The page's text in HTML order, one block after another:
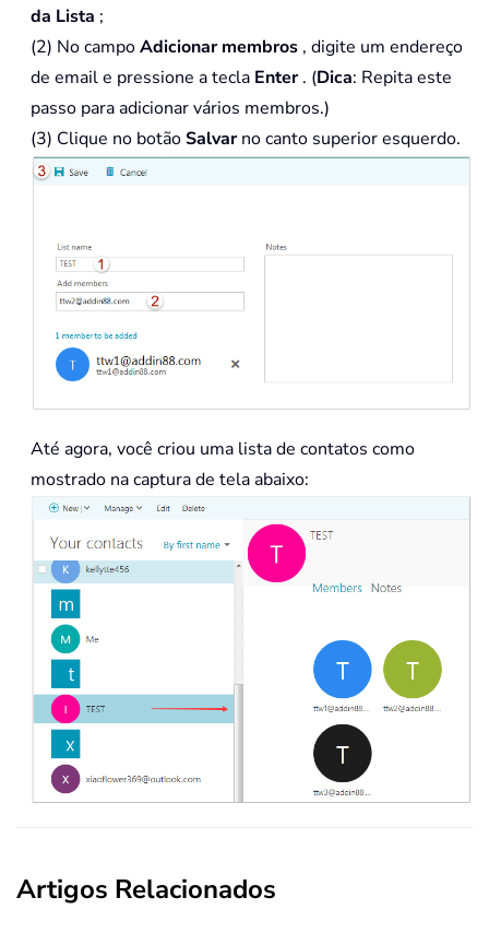
da Lista ;
(2) No campoAdicionar membros , digite um endereço
de email e pressione a tecla Enter. (Dica: Repita este
passo para adicionar vários membros.)
(3) Clique no botãoSalvarno canto superior esquerdo.
Até agora, você criou uma lista de contatos como
mostrado na captura de tela abaixo:
Artigos Relacionados